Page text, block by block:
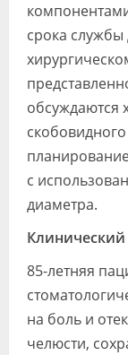
срока службы
обсуждаются
с
диаметра.
Клинический
85-летняя
на боль и
челюсти,